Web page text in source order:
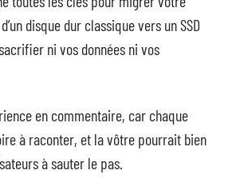
disque dur classique vers un SSD
ni vos données ni vos
en commentaire, car chaque
à raconter, et la vôtre pourrait bien
à sauter le pas.